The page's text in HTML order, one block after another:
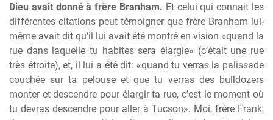
Dieu avait donné à frère Branham. Et celui qui connait les
différentes citations peut témoigner que frère Branham lui-
même avait dit qu’il lui avait été montré en vision «quand la
rue dans laquelle tu habites sera élargie» (c’était une rue
très étroite), et, il lui a été dit: «quand tu verras la palissade
couchée sur ta pelouse et que tu verras des bulldozers
monter et descendre pour élargir ta rue, c’est le moment où
tu devras descendre pour aller à Tucson». Moi, frère Frank,